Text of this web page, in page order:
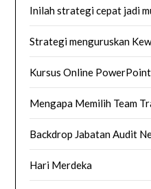
Inilah strategi cepat jadi
Strategi menguruskan
Kursus Online
Mengapa Memilih Team
Backdrop Jabatan Audit
Hari Merdeka